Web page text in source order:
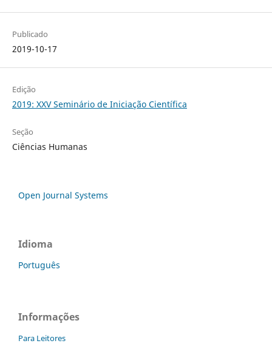
Publicado
2019-10-17
Edição
2019: XXV Seminário de Iniciação Científica
Seção
Ciências Humanas
Open Journal Systems
Idioma
Português
Informações
Para Leitores